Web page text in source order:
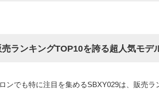
ランキングTOP10を誇る超人気モ
ンでも特に注目を集めるSBXY029は、販売ラ